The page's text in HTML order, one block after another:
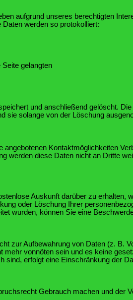
aufgrund unseres berechtigten
Daten werden so protokolliert:
gelangten
und anschließend gelöscht.
sie solange von der Löschung
Kontaktmöglichkeiten
werden diese Daten nicht an Dritte
Auskunft darüber zu
oder Löschung Ihrer
wurden, können Sie eine
zur Aufbewahrung von Daten (z. B.
vonnöten sein und es keine
sind, erfolgt eine Einschränkung der
Gebrauch machen und der